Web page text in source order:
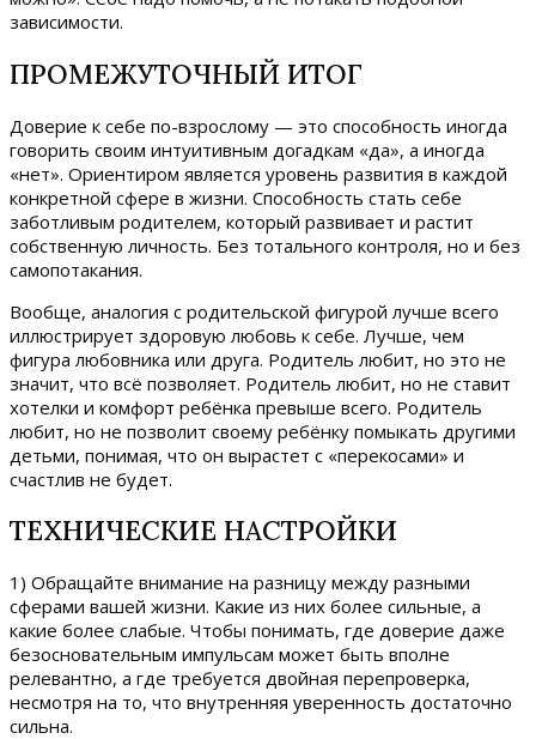
зависимости.
ПРОМЕЖУТОЧНЫЙ ИТОГ
Доверие к себе по-взрослому — это способность иногда
говорить своим интуитивным догадкам «да», а иногда
«нет». Ориентиром является уровень развития в каждой
конкретной сфере в жизни. Способность стать себе
заботливым родителем, который развивает и растит
собственную личность. Без тотального контроля, но и без
самопотакания.
Вообще, аналогия с родительской фигурой лучше всего
иллюстрирует здоровую любовь к себе. Лучше, чем
фигура любовника или друга. Родитель любит, но это не
значит, что всё позволяет. Родитель любит, но не ставит
хотелки и комфорт ребёнка превыше всего. Родитель
любит, но не позволит своему ребёнку помыкать другими
детьми, понимая, что он вырастет с «перекосами» и
счастлив не будет.
ТЕХНИЧЕСКИЕ НАСТРОЙКИ
1) Обращайте внимание на разницу между разными
сферами вашей жизни. Какие из них более сильные, а
какие более слабые. Чтобы понимать, где доверие даже
безосновательным импульсам может быть вполне
релевантно, а где требуется двойная перепроверка,
несмотря на то, что внутренняя уверенность достаточно
сильна.